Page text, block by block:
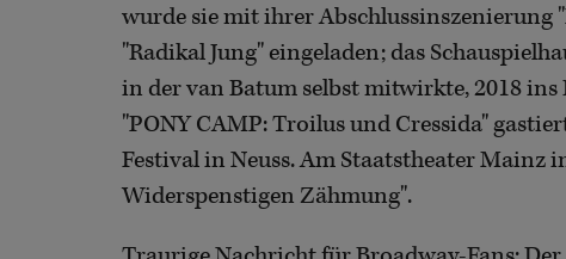
wurde sie mit ihrer Abschlussinszenierung
"Radikal Jung" eingeladen; das
in der van Batum selbst mitwirkte, 2018
"PONY CAMP: Troilus und Cressida"
Festival in Neuss. Am Staatstheater Mainz
Widerspenstigen Zähmung".